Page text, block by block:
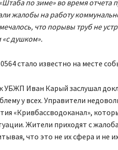
по зиме» во время отчета
жалобы на работу
что порывы труб не
«с душком».
стало известно на месте
УБЖП Иван Карый заслушал
у всех. Управители
«Кривбассводоканал»,
Жители приходят с
что это не их сфера и не